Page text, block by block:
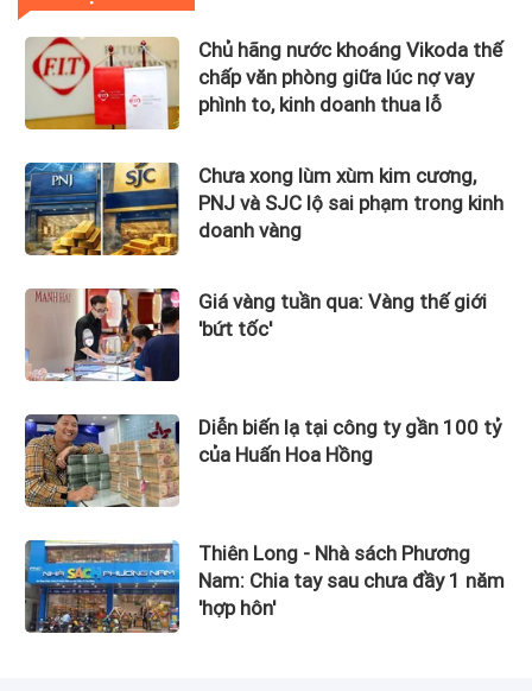
Chủ hãng nước khoáng Vikoda thế
chấp văn phòng giữa lúc nợ vay
phình to, kinh doanh thua lỗ
Chưa xong lùm xùm kim cương,
PNJ và SJC lộ sai phạm trong kinh
doanh vàng
Giá vàng tuần qua: Vàng thế giới
'bứt tốc'
Diễn biến lạ tại công ty gần 100 tỷ
của Huấn Hoa Hồng
Thiên Long - Nhà sách Phương
Nam: Chia tay sau chưa đầy 1 năm
'hợp hôn'